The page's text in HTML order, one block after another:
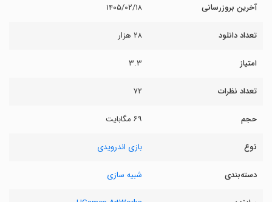
آخرین بروزرسانی ۱۴۰۵/۰۲/۱۸
تعداد دانلود ۲۸ هزار
امتیاز ۳.۳
تعداد نظرات ۷۲
حجم ۶۹ مگابایت
نوع بازی اندرویدی
دسته‌بندی شبیه سازی